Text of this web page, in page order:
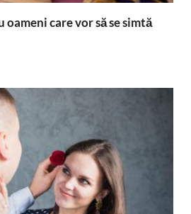
care vor să se simtă